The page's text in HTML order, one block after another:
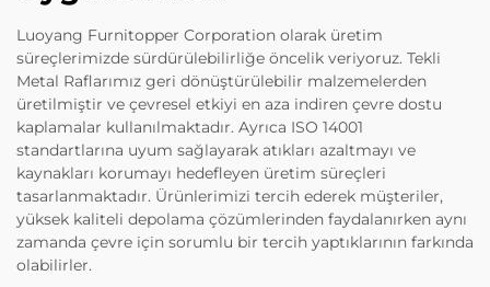
Luoyang Furnitopper Corporation olarak üretim
süreçlerimizde sürdürülebilirliğe öncelik veriyoruz. Tekli
Metal Raflarımız geri dönüştürülebilir malzemelerden
üretilmiştir ve çevresel etkiyi en aza indiren çevre dostu
kaplamalar kullanılmaktadır. Ayrıca ISO 14001
standartlarına uyum sağlayarak atıkları azaltmayı ve
kaynakları korumayı hedefleyen üretim süreçleri
tasarlanmaktadır. Ürünlerimizi tercih ederek müşteriler,
yüksek kaliteli depolama çözümlerinden faydalanırken aynı
zamanda çevre için sorumlu bir tercih yaptıklarının farkında
olabilirler.